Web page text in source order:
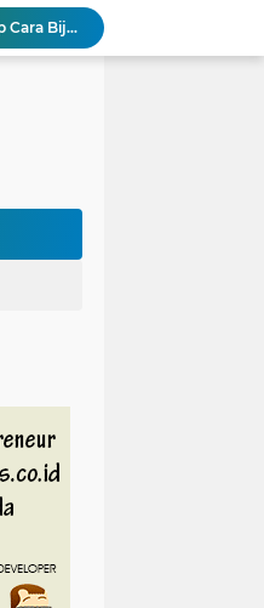
Ramai Kasus Pasien BPJS dan Oknum Nakes, Psikiater Ungkap Cara Bijak Hadapi Konflik di Media Sosial
Heboh Anak Belum Sekolah Sudah Terdaftar di Dapodik, Begini Penjelasan dan Fakta Sebenarnya
Macet Panjang di Cakung-Ciracas Jaktim Bikin Perjalanan Tersendat, Ternyata Ini Penyebabnya